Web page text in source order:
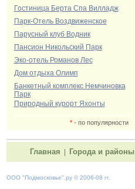
Гостиница Берта Спа Вилладж
Парк-Отель Воздвиженское
Парусный клуб Водник
Пансион Никольский Парк
Эко-отель Романов Лес
Дом отдыха Олимп
Банкетный комплекс Немчиновка
Парк
Природный курорт Яхонты
*- по популярности
Главная Города и районы
ООО "Подмосковье" .ру © 2006-08 гг.